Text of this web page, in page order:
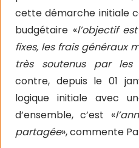
cette démarche initiale
budgétaire «l’objectif
fixes, les frais généraux
très soutenus par les
contre, depuis le 01
logique initiale avec
d’ensemble, c’est «
partagée», commente